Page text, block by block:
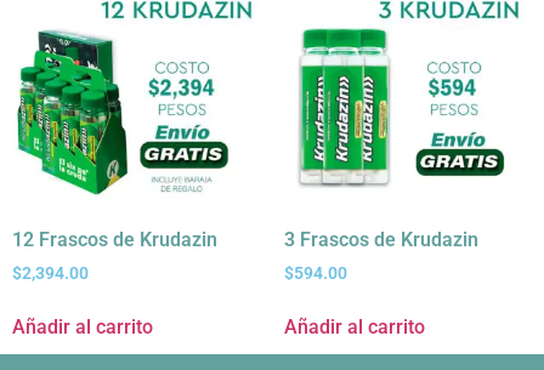
12 Frascos de Krudazin
$2,394.00
Añadir al carrito
3 Frascos de Krudazin
$594.00
Añadir al carrito